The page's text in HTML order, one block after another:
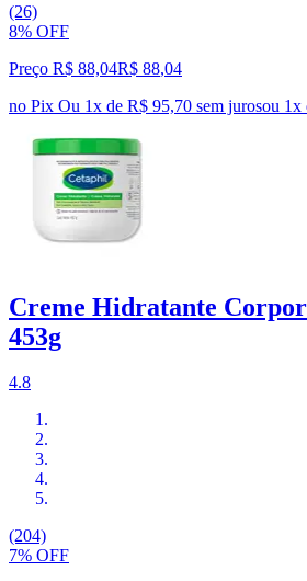
(26)
8% OFF
Preço R$ 88,04R$ 88,04
no Pix Ou 1x de R$ 95,70 sem jurosou 1x
Creme Hidratante
453g
4.8
(204)
7% OFF